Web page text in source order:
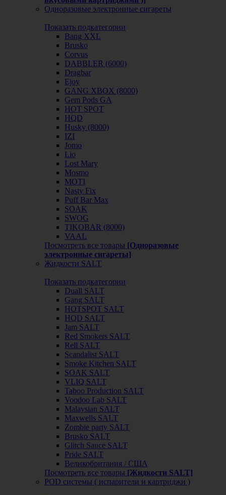
Одноразовые электронные сигареты
Показать подкатегории
Bang XXL
Brusko
Corvus
DABBLER (6000)
Dragbar
Ejoy
GANG XBOX (8000)
Gem Pods GA
HOT SPOT
HQD
Husky (8000)
IZI
Jomo
Lio
Lost Mary
Mosmo
MOTI
Nasty Fix
Puff Bar Max
SOAK
SWOG
TIKOBAR (8000)
VAAL
Посмотреть все товары [Одноразовые
электронные сигареты]
Жидкости SALT
Показать подкатегории
Duall SALT
Gang SALT
HOTSPOT SALT
HQD SALT
Jam SALT
Red Smokers SALT
Rell SALT
Scandalist SALT
Smoke Kitchen SALT
SOAK SALT
VLIQ SALT
Taboo Production SALT
Voodoo Lab SALT
Malaysian SALT
Maxwells SALT
Zombie party SALT
Brusko SALT
Glitch Sauce SALT
Pride SALT
Великобритания / США
Посмотреть все товары [Жидкости SALT]
POD системы ( испарители и картриджи )